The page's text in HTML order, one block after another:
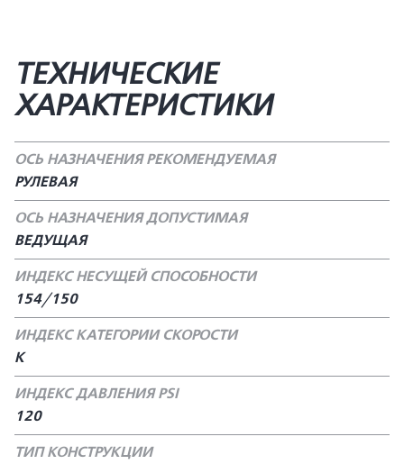
ТЕХНИЧЕСКИЕ
ХАРАКТЕРИСТИКИ
ОСЬ НАЗНАЧЕНИЯ РЕКОМЕНДУЕМАЯ
РУЛЕВАЯ
ОСЬ НАЗНАЧЕНИЯ ДОПУСТИМАЯ
ВЕДУЩАЯ
ИНДЕКС НЕСУЩЕЙ СПОСОБНОСТИ
154/150
ИНДЕКС КАТЕГОРИИ СКОРОСТИ
K
ИНДЕКС ДАВЛЕНИЯ PSI
120
ТИП КОНСТРУКЦИИ